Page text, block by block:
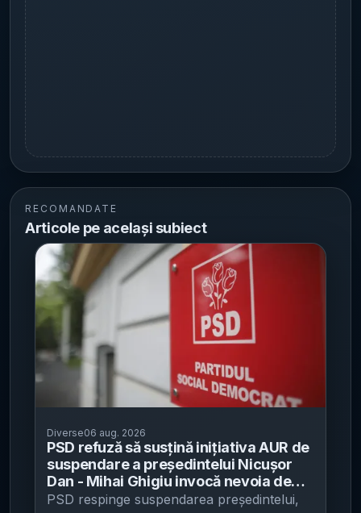
RECOMANDATE
Articole pe același subiect
Diverse06 aug. 2026
PSD refuză să susțină inițiativa AUR de
suspendare a președintelui Nicușor
Dan - Mihai Ghigiu invocă nevoia de
stabilitate în plină criză
PSD respinge suspendarea președintelui,